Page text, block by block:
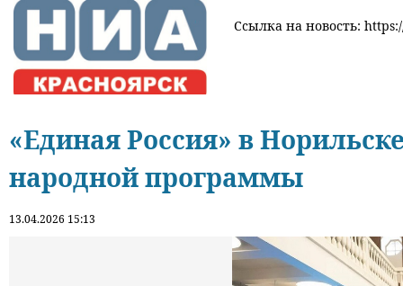
Ссылка на новость:
«Единая Россия» в
народной программы
13.04.2026 15:13